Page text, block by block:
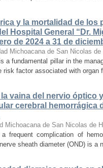
y la mortalidad de los
Hospital General “Dr.
de 2024 a 31 de
Michoacana de San Nicolas de
a fundamental pillar in the
factor associated with organ
vaina del nervio óptico
cerebral hemorrágica
Michoacana de San Nicolas de
a frequent complication of
sheath diameter (OND) is a